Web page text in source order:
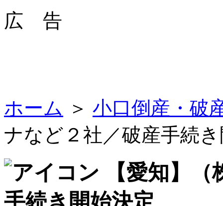
広 告
ホーム ＞ 小口倒産・破
ナなど２社／破産手続
【愛知】
手続き開始決定